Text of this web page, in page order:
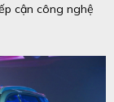
cận công nghệ